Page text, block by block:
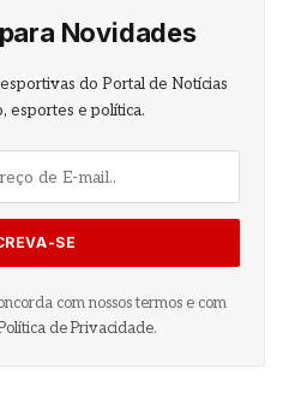
Novidades
do Portal de Notícias
esportes e política.
com nossos termos e com
de Privacidade.